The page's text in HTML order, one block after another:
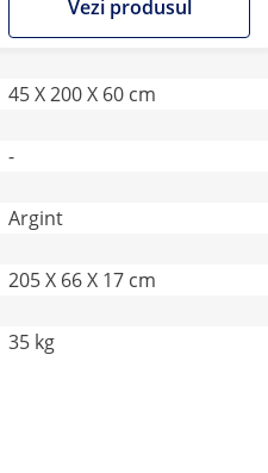
Vezi produsul
45 X 200 X 60 cm
-
Argint
205 X 66 X 17 cm
35 kg